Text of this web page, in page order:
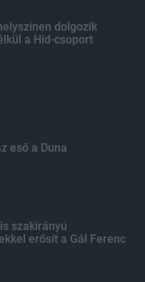
dolgozik
a Híd-csoport
eső a Duna
szakirányú
erősít a Gál Ferenc